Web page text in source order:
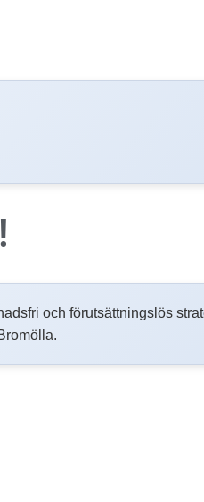
och förutsättningslös